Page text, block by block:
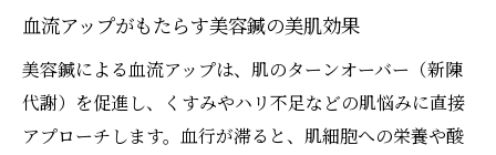
血流アップがもたらす美容鍼の美肌効果
美容鍼による血流アップは、肌のターンオーバー（新陳
代謝）を促進し、くすみやハリ不足などの肌悩みに直接
アプローチします。血行が滞ると、肌細胞への栄養や酸